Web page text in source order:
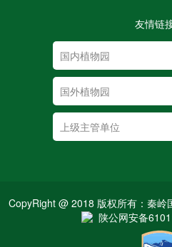
友情链
CopyRight @ 2018 版权所有：秦
陕公网安备